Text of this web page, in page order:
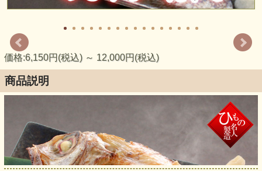
価格:6,150円(税込) ～ 12,000円(税込)
商品説明